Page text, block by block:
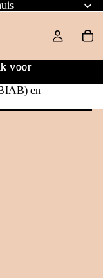
voor
voor
en